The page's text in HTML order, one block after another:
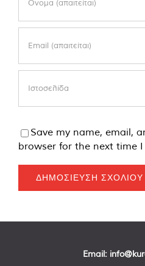
Save my name, email,
browser for the next time I
Email: